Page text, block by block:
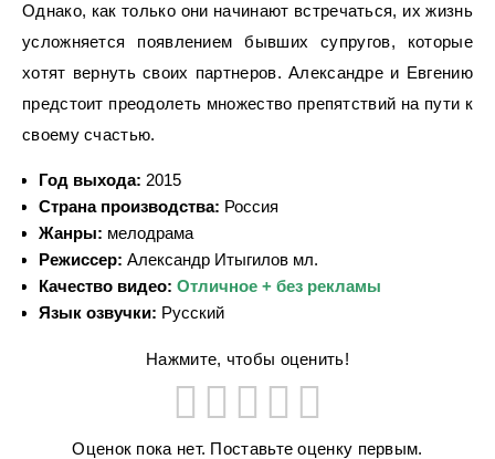
Однако, как только они начинают встречаться, их жизнь
усложняется появлением бывших супругов, которые
хотят вернуть своих партнеров. Александре и Евгению
предстоит преодолеть множество препятствий на пути к
своему счастью.
Год выхода: 2015
Страна производства: Россия
Жанры: мелодрама
Режиссер: Александр Итыгилов мл.
Качество видео: Отличное + без рекламы
Язык озвучки: Русский
Нажмите, чтобы оценить!
Оценок пока нет. Поставьте оценку первым.